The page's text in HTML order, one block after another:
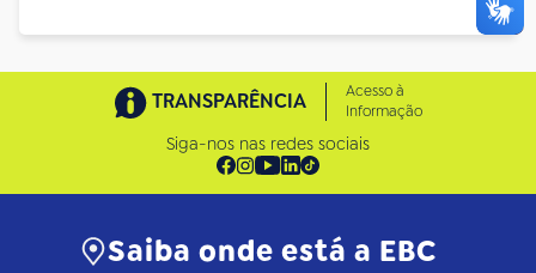
TRANSPARÊNCIA
Acesso à
Informação
Siga-nos nas redes sociais
Saiba onde está a EBC